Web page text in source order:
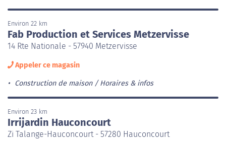
Environ 22 km
Fab Production et Services Metzervisse
14 Rte Nationale - 57940 Metzervisse
Appeler ce magasin
Construction de maison Horaires & infos
Environ 23 km
Irrijardin Hauconcourt
Zi Talange-Hauconcourt - 57280 Hauconcourt